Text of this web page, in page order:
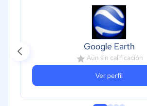
Google Earth
Aún sin calificación
Ver perfil